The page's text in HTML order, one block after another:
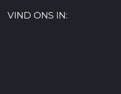
VIND ONS IN: